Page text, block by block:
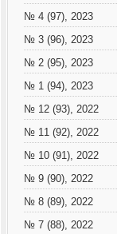
№ 4 (97), 2023
№ 3 (96), 2023
№ 2 (95), 2023
№ 1 (94), 2023
№ 12 (93), 2022
№ 11 (92), 2022
№ 10 (91), 2022
№ 9 (90), 2022
№ 8 (89), 2022
№ 7 (88), 2022